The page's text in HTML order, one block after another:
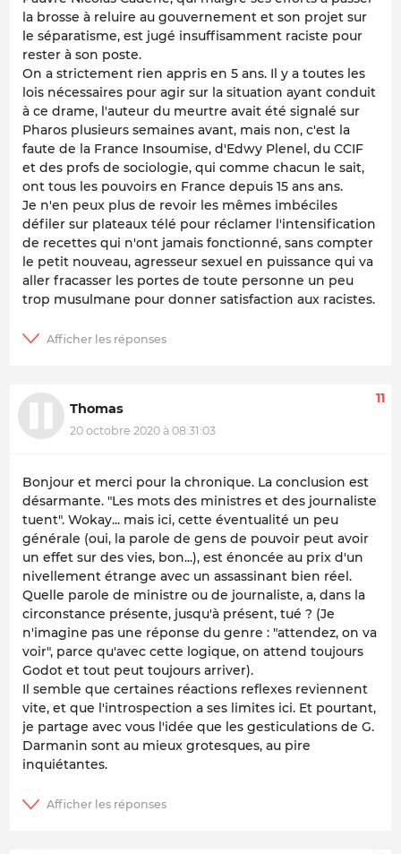
la brosse à reluire au gouvernement et son projet sur
le séparatisme, est jugé insuffisamment raciste pour
rester à son poste.
On a strictement rien appris en 5 ans. Il y a toutes les
lois nécessaires pour agir sur la situation ayant conduit
à ce drame, l'auteur du meurtre avait été signalé sur
Pharos plusieurs semaines avant, mais non, c'est la
faute de la France Insoumise, d'Edwy Plenel, du CCIF
et des profs de sociologie, qui comme chacun le sait,
ont tous les pouvoirs en France depuis 15 ans ans.
Je n'en peux plus de revoir les mêmes imbéciles
défiler sur plateaux télé pour réclamer l'intensification
de recettes qui n'ont jamais fonctionné, sans compter
le petit nouveau, agresseur sexuel en puissance qui va
aller fracasser les portes de toute personne un peu
trop musulmane pour donner satisfaction aux racistes.
Thomas
20 octobre 2020 à 08:31:03
11
Bonjour et merci pour la chronique. La conclusion est
désarmante. "Les mots des ministres et des journaliste
tuent". Wokay... mais ici, cette éventualité un peu
générale (oui, la parole de gens de pouvoir peut avoir
un effet sur des vies, bon...), est énoncée au prix d'un
nivellement étrange avec un assassinant bien réel.
Quelle parole de ministre ou de journaliste, a, dans la
circonstance présente, jusqu'à présent, tué ? (Je
n'imagine pas une réponse du genre : "attendez, on va
voir", parce qu'avec cette logique, on attend toujours
Godot et tout peut toujours arriver).
Il semble que certaines réactions reflexes reviennent
vite, et que l'introspection a ses limites ici. Et pourtant,
je partage avec vous l'idée que les gesticulations de G.
Darmanin sont au mieux grotesques, au pire
inquiétantes.